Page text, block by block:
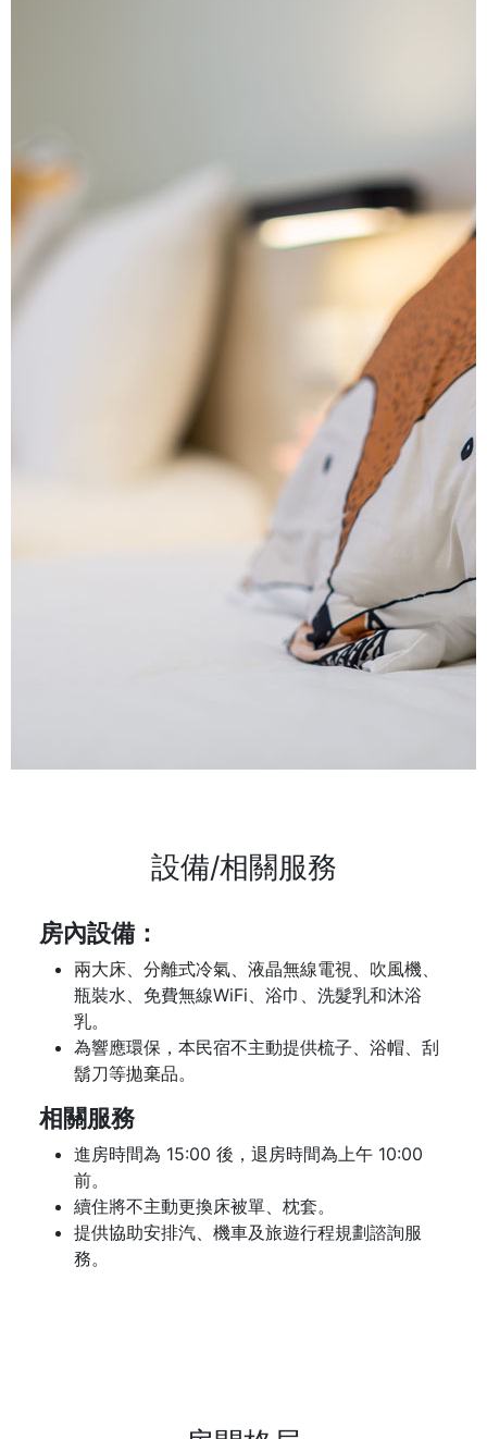
設備/相關服務
房內設備：
兩大床、分離式冷氣、液晶無線電視、吹風機、
瓶裝水、免費無線WiFi、浴巾、洗髮乳和沐浴
乳。
為響應環保，本民宿不主動提供梳子、浴帽、刮
鬍刀等拋棄品。
相關服務
進房時間為 15:00 後，退房時間為上午 10:00
前。
續住將不主動更換床被單、枕套。
提供協助安排汽、機車及旅遊行程規劃諮詢服
務。